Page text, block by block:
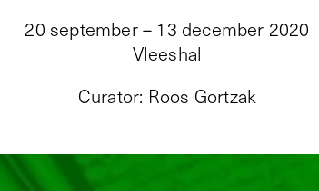
20 september – 13 december 2020
Vleeshal
Curator: Roos Gortzak